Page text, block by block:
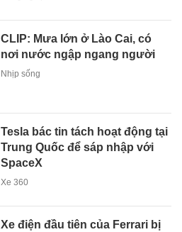
CLIP: Mưa lớn ở Lào Cai, có
nơi nước ngập ngang người
Nhịp sống
Tesla bác tin tách hoạt động tại
Trung Quốc để sáp nhập với
SpaceX
Xe 360
Xe điện đầu tiên của Ferrari bị